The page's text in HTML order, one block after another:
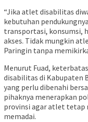
“Jika atlet disabilitas
kebutuhan
transportasi, konsumsi,
akses. Tidak mungkin
Paringin tanpa
Menurut Fuad,
disabilitas di Kabupaten
yang perlu dibenahi
pihaknya menerapkan
provinsi agar atlet tetap
memadai.